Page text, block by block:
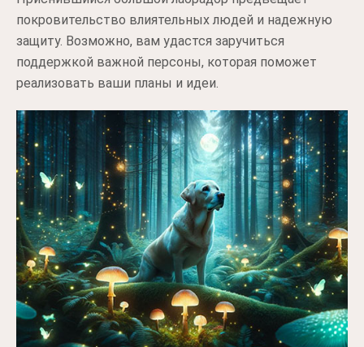
покровительство влиятельных людей и надежную
защиту. Возможно, вам удастся заручиться
поддержкой важной персоны, которая поможет
реализовать ваши планы и идеи.